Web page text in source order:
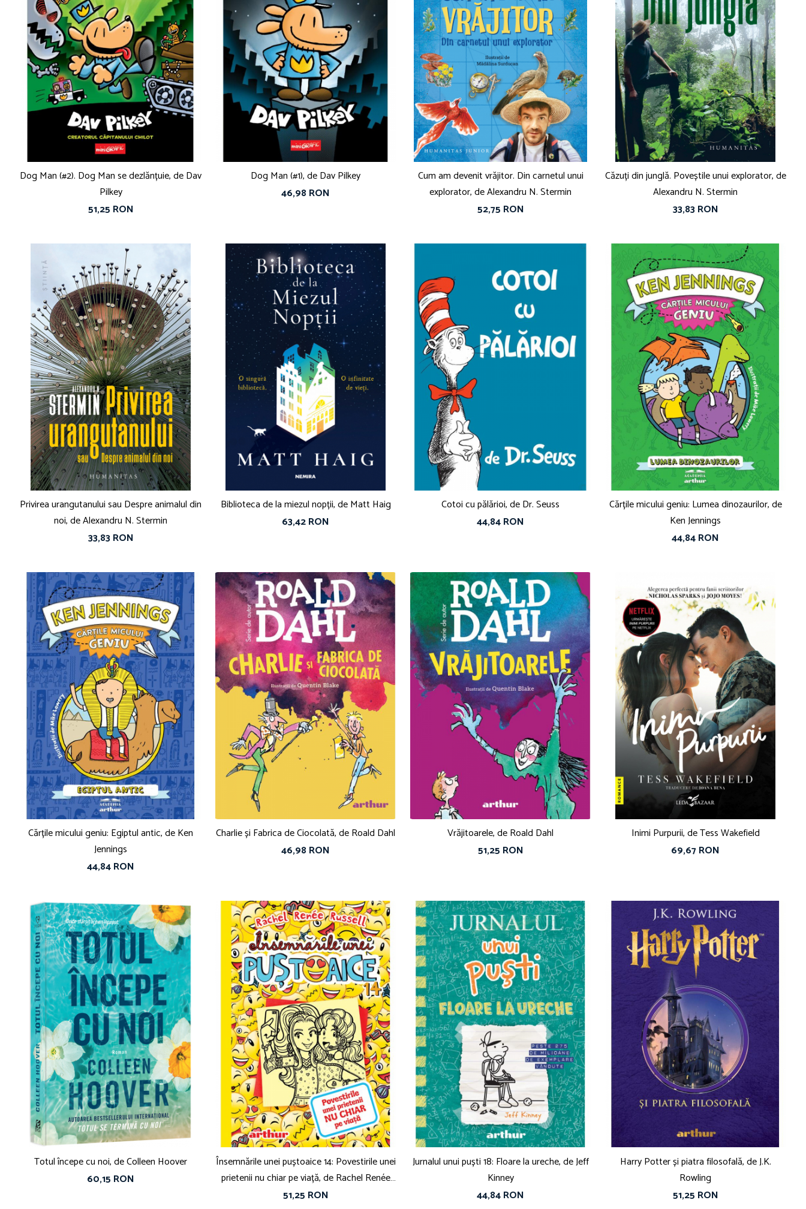
Dog Man (#2). Dog Man se dezlănțuie, de Dav
Pilkey
51,25 RON
Dog Man (#1), de Dav Pilkey
46,98 RON
Cum am devenit vrăjitor. Din carnetul unui
explorator, de Alexandru N. Stermin
52,75 RON
Căzuți din junglă. Poveștile unui explorator, de
Alexandru N. Stermin
33,83 RON
Privirea urangutanului sau Despre animalul din
noi, de Alexandru N. Stermin
33,83 RON
Biblioteca de la miezul nopții, de Matt Haig
63,42 RON
Cotoi cu pălărioi, de Dr. Seuss
44,84 RON
Cărțile micului geniu: Lumea dinozaurilor, de
Ken Jennings
44,84 RON
Cărțile micului geniu: Egiptul antic, de Ken
Jennings
44,84 RON
Charlie și Fabrica de Ciocolată, de Roald Dahl
46,98 RON
Vrăjitoarele, de Roald Dahl
51,25 RON
Inimi Purpurii, de Tess Wakefield
69,67 RON
Totul începe cu noi, de Colleen Hoover
60,15 RON
Însemnările unei puștoaice 14: Povestirile unei
prietenii nu chiar pe viață, de Rachel Renée
Russell
51,25 RON
Jurnalul unui puști 18: Floare la ureche, de Jeff
Kinney
44,84 RON
Harry Potter și piatra filosofală, de J.K.
Rowling
51,25 RON